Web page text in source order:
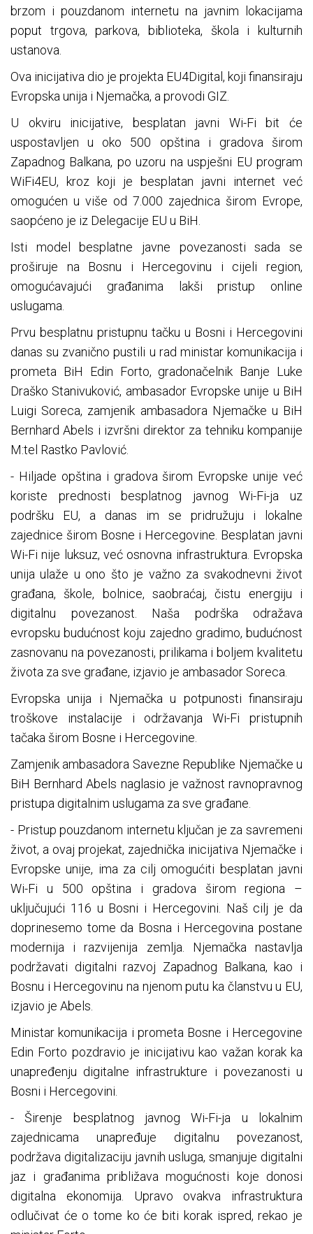
brzom i pouzdanom internetu na javnim lokacijama
poput trgova, parkova, biblioteka, škola i kulturnih
ustanova.
Ova inicijativa dio je projekta EU4Digital, koji finansiraju
Evropska unija i Njemačka, a provodi GIZ.
U okviru inicijative, besplatan javni Wi-Fi bit će
uspostavljen u oko 500 opština i gradova širom
Zapadnog Balkana, po uzoru na uspješni EU program
WiFi4EU, kroz koji je besplatan javni internet već
omogućen u više od 7.000 zajednica širom Evrope,
saopćeno je iz Delegacije EU u BiH.
Isti model besplatne javne povezanosti sada se
proširuje na Bosnu i Hercegovinu i cijeli region,
omogućavajući građanima lakši pristup online
uslugama.
Prvu besplatnu pristupnu tačku u Bosni i Hercegovini
danas su zvanično pustili u rad ministar komunikacija i
prometa BiH Edin Forto, gradonačelnik Banje Luke
Draško Stanivuković, ambasador Evropske unije u BiH
Luigi Soreca, zamjenik ambasadora Njemačke u BiH
Bernhard Abels i izvršni direktor za tehniku kompanije
M:tel Rastko Pavlović.
- Hiljade opština i gradova širom Evropske unije već
koriste prednosti besplatnog javnog Wi-Fi-ja uz
podršku EU, a danas im se pridružuju i lokalne
zajednice širom Bosne i Hercegovine. Besplatan javni
Wi-Fi nije luksuz, već osnovna infrastruktura. Evropska
unija ulaže u ono što je važno za svakodnevni život
građana, škole, bolnice, saobraćaj, čistu energiju i
digitalnu povezanost. Naša podrška odražava
evropsku budućnost koju zajedno gradimo, budućnost
zasnovanu na povezanosti, prilikama i boljem kvalitetu
života za sve građane, izjavio je ambasador Soreca.
Evropska unija i Njemačka u potpunosti finansiraju
troškove instalacije i održavanja Wi-Fi pristupnih
tačaka širom Bosne i Hercegovine.
Zamjenik ambasadora Savezne Republike Njemačke u
BiH Bernhard Abels naglasio je važnost ravnopravnog
pristupa digitalnim uslugama za sve građane.
- Pristup pouzdanom internetu ključan je za savremeni
život, a ovaj projekat, zajednička inicijativa Njemačke i
Evropske unije, ima za cilj omogućiti besplatan javni
Wi-Fi u 500 opština i gradova širom regiona –
uključujući 116 u Bosni i Hercegovini. Naš cilj je da
doprinesemo tome da Bosna i Hercegovina postane
modernija i razvijenija zemlja. Njemačka nastavlja
podržavati digitalni razvoj Zapadnog Balkana, kao i
Bosnu i Hercegovinu na njenom putu ka članstvu u EU,
izjavio je Abels.
Ministar komunikacija i prometa Bosne i Hercegovine
Edin Forto pozdravio je inicijativu kao važan korak ka
unapređenju digitalne infrastrukture i povezanosti u
Bosni i Hercegovini.
- Širenje besplatnog javnog Wi-Fi-ja u lokalnim
zajednicama unapređuje digitalnu povezanost,
podržava digitalizaciju javnih usluga, smanjuje digitalni
jaz i građanima približava mogućnosti koje donosi
digitalna ekonomija. Upravo ovakva infrastruktura
odlučivat će o tome ko će biti korak ispred, rekao je